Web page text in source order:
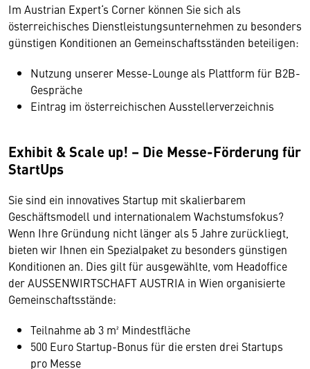
Im Austrian Expert‘s Corner können Sie sich als
österreichisches Dienstleistungsunternehmen zu besonders
günstigen Konditionen an Gemeinschaftsständen beteiligen:
Nutzung unserer Messe-Lounge als Plattform für B2B-
Gespräche
Eintrag im österreichischen Ausstellerverzeichnis
Exhibit & Scale up! – Die Messe-Förderung für
StartUps
Sie sind ein innovatives Startup mit skalierbarem
Geschäftsmodell und internationalem Wachstumsfokus?
Wenn Ihre Gründung nicht länger als 5 Jahre zurückliegt,
bieten wir Ihnen ein Spezialpaket zu besonders günstigen
Konditionen an. Dies gilt für ausgewählte, vom Headoffice
der AUSSENWIRTSCHAFT AUSTRIA in Wien organisierte
Gemeinschaftsstände:
Teilnahme ab 3 m² Mindestfläche
500 Euro Startup-Bonus für die ersten drei Startups
pro Messe